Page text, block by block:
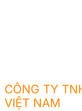
CÔNG TY
VIỆT NAM